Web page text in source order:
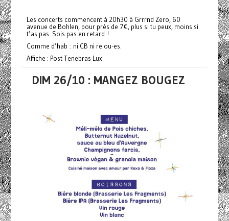
Les concerts commencent à 20h30 à Grrrnd Zero, 60
avenue de Bohlen, pour près de 7€, plus si tu peux, moins si
t’as pas. Sois pas en retard !
Comme d’hab : ni CB ni relou-es.
Affiche : Post Tenebras Lux
DIM 26/10 : MANGEZ BOUGEZ